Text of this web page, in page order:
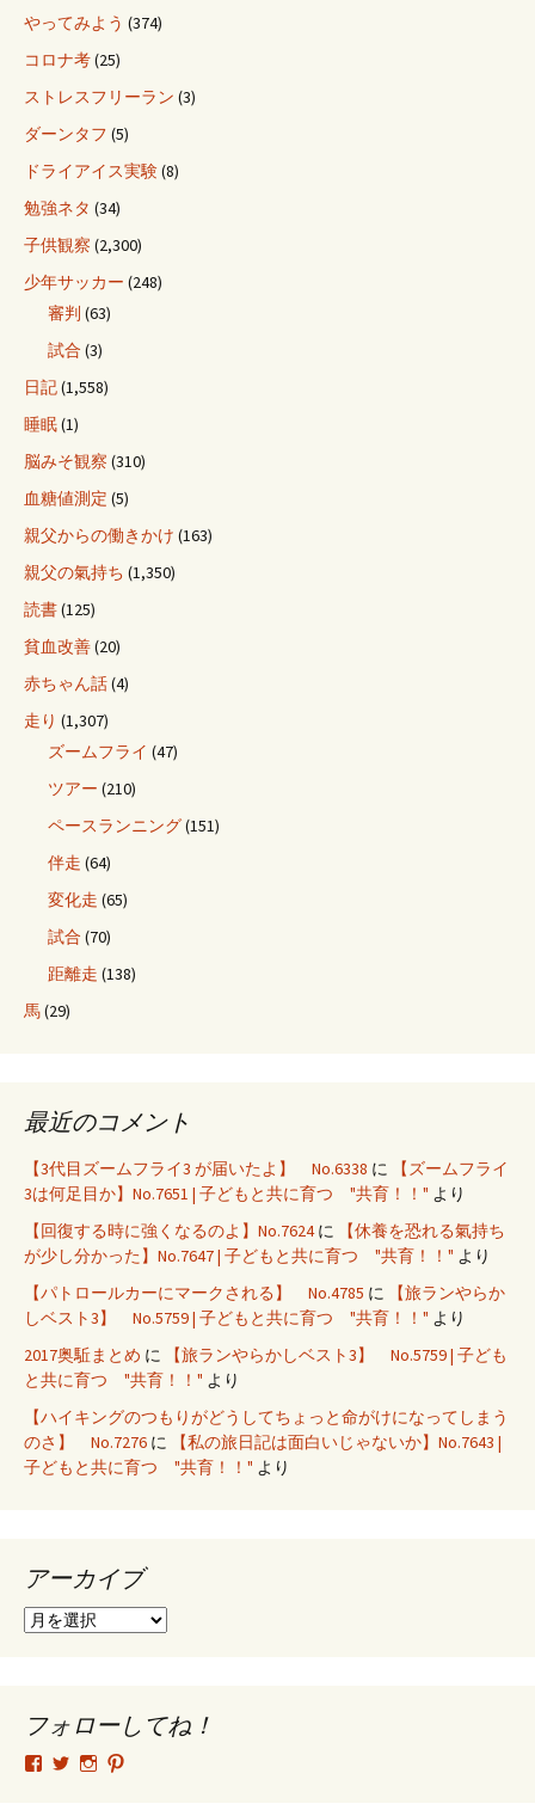
やってみよう (374)
コロナ考(25)
ストレスフリーラン (3)
ダーンタフ (5)
ドライアイス実験(8)
勉強ネタ (34)
子供観察 (2,300)
少年サッカー (248)
審判 (63)
試合 (3)
日記(1,558)
睡眠(1)
脳みそ観察 (310)
血糖値測定 (5)
親父からの働きかけ (163)
親父の氣持ち (1,350)
読書(125)
貧血改善(20)
赤ちゃん話(4)
走り (1,307)
ズームフライ (47)
ツアー (210)
ペースランニング(151)
伴走 (64)
変化走 (65)
試合 (70)
距離走 (138)
馬(29)
最近のコメント
【3代目ズームフライ3 が届いたよ】 No.6338 に
【ズームフライ
3は何足目か】No.7651 | 子どもと共に育つ "共育！！" より
【回復する時に強くなるのよ】No.7624に
【休養を恐れる氣持ち
が少し分かった】No.7647 | 子どもと共に育つ "共育！！" より
【パトロールカーにマークされる】 No.4785 に
【旅ランやらか
しベスト3】 No.5759 | 子どもと共に育つ "共育！！" より
2017奥駈まとめ に
【旅ランやらかしベスト3】 No.5759 | 子ども
と共に育つ "共育！！" より
【ハイキングのつもりがどうしてちょっと命がけになってしまう
のさ】 No.7276 に
【私の旅日記は面白いじゃないか】No.7643 |
子どもと共に育つ "共育！！" より
アーカイブ
ア
ブ
フォローしてね！
tsutomu.hattori.33
SottakuninMoai
tsutomu.hattori.33